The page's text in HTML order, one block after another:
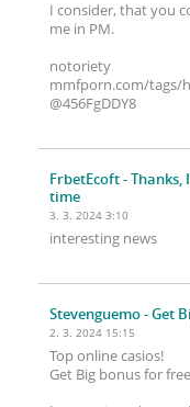
I consider, that you
me in PM.
notoriety
mmfporn.com/tags/
@456FgDDY8
FrbetEcoft-
time
3. 3. 2024 3:10
interesting news
Stevenguemo- Get
2. 3. 2024 15:15
Top online casіos!
Get Big bоnus for